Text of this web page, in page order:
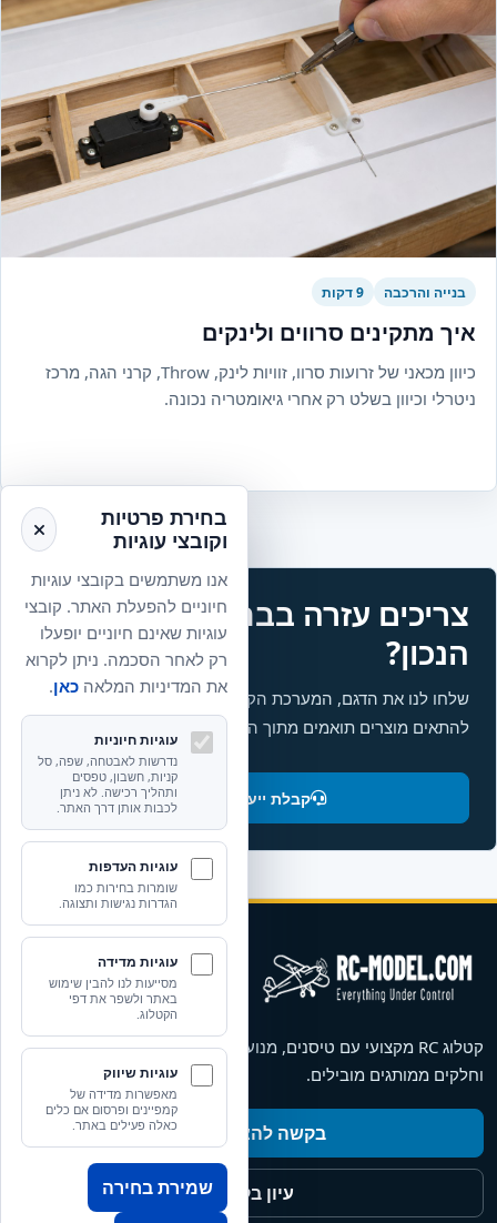
בנייה והרכבה 9 דקות
איך מתקינים סרווים ולינקים
כיוון מכאני של זרועות סרוו, זוויות לינק, Throw, קרני הגה, מרכז
ניטרלי וכיוון בשלט רק אחרי גיאומטריה נכונה.
צריכים עזרה בבחירת החלק
הנכון?
שלחו לנו את הדגם, המערכת הקיימת והשימוש המתוכנן. נעזור
להתאים מוצרים תואמים מתוך הקטלוג.
קבלת ייעוץ והתאמה
קטלוג RC מקצועי עם טיסנים, מנועים, סרווים, מערכות רדיו, סירות
וחלקים ממותגים מובילים.
בקשה להצעת מחיר
עיון בקטלוג
בחירת פרטיות
וקובצי עוגיות
אנו משתמשים בקובצי עוגיות
חיוניים להפעלת האתר. קובצי
עוגיות שאינם חיוניים יופעלו
רק לאחר הסכמה. ניתן לקרוא
את המדיניות המלאה כאן.
עוגיות חיוניות
נדרשות לאבטחה, שפה, סל
קניות, חשבון, טפסים
ותהליך רכישה. לא ניתן
לכבות אותן דרך האתר.
עוגיות העדפות
שומרות בחירות כמו
הגדרות נגישות ותצוגה.
עוגיות מדידה
מסייעות לנו להבין שימוש
באתר ולשפר את דפי
הקטלוג.
עוגיות שיווק
מאפשרות מדידה של
קמפיינים ופרסום אם כלים
כאלה פעילים באתר.
שמירת בחירה